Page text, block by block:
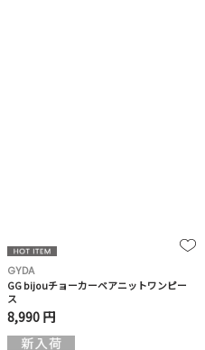
GYDA
GG bijouチョーカーベアニットワンピー
ス
8,990 円